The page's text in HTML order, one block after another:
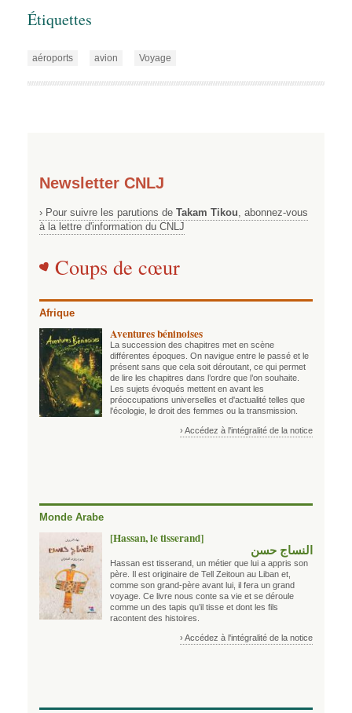
Étiquettes
aéroports avion Voyage
Newsletter CNLJ
› Pour suivre les parutions de Takam Tikou , abonnez-vous
à la lettre d'information du CNLJ
Coups de cœur
Afrique
Aventures béninoises
La succession des chapitres met en scène
différentes époques. On navigue entre le passé et le
présent sans que cela soit déroutant, ce qui permet
de lire les chapitres dans l’ordre que l’on souhaite.
Les sujets évoqués mettent en avant les
préoccupations universelles et d'actualité telles que
l'écologie, le droit des femmes ou la transmission.
› Accédez à l'intégralité de la notice
Monde Arabe
[Hassan, le tisserand]
النساج حسن
Hassan est tisserand, un métier que lui a appris son
père. Il est originaire de Tell Zeitoun au Liban et,
comme son grand-père avant lui, il fera un grand
voyage. Ce livre nous conte sa vie et se déroule
comme un des tapis qu’il tisse et dont les fils
racontent des histoires.
› Accédez à l'intégralité de la notice